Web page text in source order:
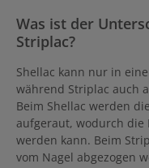
Was ist der
Striplac?
Shellac kann nur in
während Striplac auch
Beim Shellac werden
aufgeraut, wodurch
werden kann. Beim
vom Nagel abgezogen